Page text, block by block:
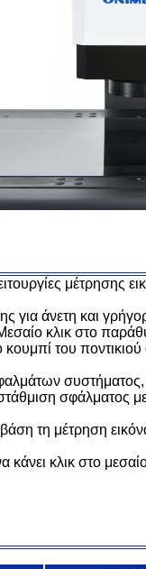
για άνετη και
κλικ στο
κουμπί του
σφάλματος
τη μέτρηση
κλικ στο